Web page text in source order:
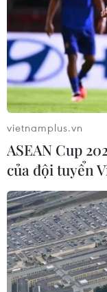
vietnamplus.vn
ASEAN Cup
của đội tuyển